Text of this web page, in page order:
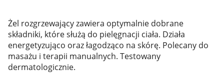
Żel rozgrzewający zawiera optymalnie dobrane
składniki, które służą do pielęgnacji ciała. Działa
energetyzująco oraz łagodząco na skórę. Polecany do
masażu i terapii manualnych. Testowany
dermatologicznie.